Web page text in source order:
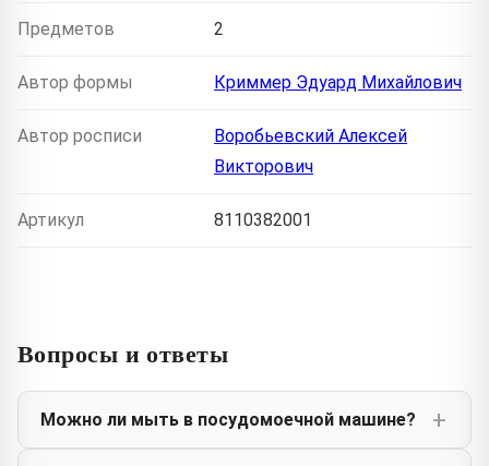
Предметов 2
Автор формы Криммер Эдуард Михайлович
Автор росписи
Воробьевский Алексей
Викторович
Артикул 8110382001
Вопросы и ответы
Можно ли мыть в посудомоечной машине?